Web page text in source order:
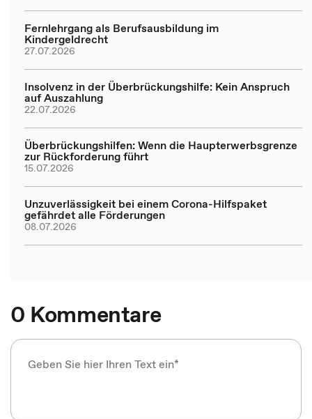
Fernlehrgang als Berufsausbildung im
Kindergeldrecht
27.07.2026
Insolvenz in der Überbrückungshilfe: Kein Anspruch
auf Auszahlung
22.07.2026
Überbrückungshilfen: Wenn die Haupterwerbsgrenze
zur Rückforderung führt
15.07.2026
Unzuverlässigkeit bei einem Corona-Hilfspaket
gefährdet alle Förderungen
08.07.2026
0 Kommentare